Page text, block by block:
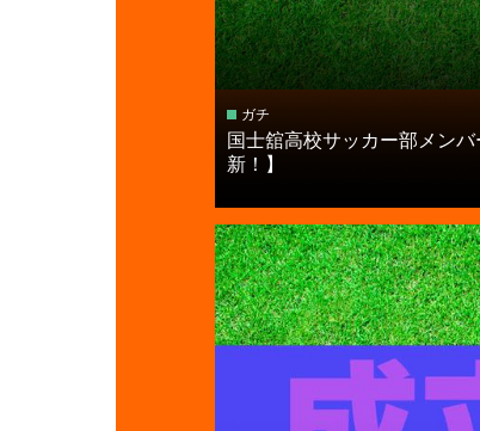
ガチ
国⼠舘高校サッカー部メン
新！】